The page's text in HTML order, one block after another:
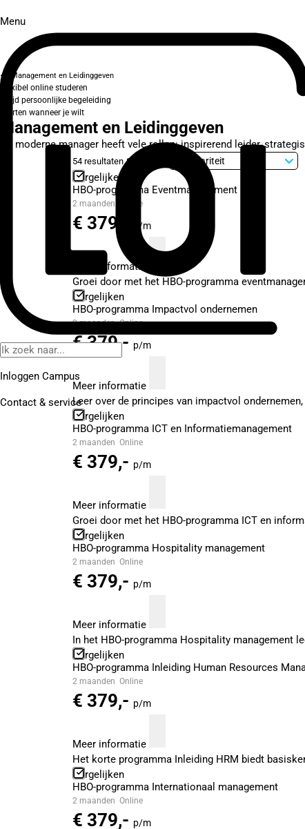
Menu
Inloggen Campus
Contact & service
Management en Leidinggeven
Flexibel online studeren
Altijd persoonlijke begeleiding
Starten wanneer je wilt
Management en Leidinggeven
De moderne manager heeft vele rollen: inspirerend leider,
54 resultaten Sorteer op
Vergelijken
HBO-programma Eventmanagement
2 maanden Online
€ 379,- p/m
Meer informatie
Groei door met het HBO-programma
Vergelijken
HBO-programma Impactvol ondernemen
2 maanden Online
€ 379,- p/m
Meer informatie
Leer over de principes van impactvol
Vergelijken
HBO-programma ICT en Informatiemanagement
2 maanden Online
€ 379,- p/m
Meer informatie
Groei door met het HBO-programma ICT en
Vergelijken
HBO-programma Hospitality management
2 maanden Online
€ 379,- p/m
Meer informatie
In het HBO-programma Hospitality management
Vergelijken
HBO-programma Inleiding Human Resources
2 maanden Online
€ 379,- p/m
Meer informatie
Het korte programma Inleiding HRM biedt
Vergelijken
HBO-programma Internationaal management
2 maanden Online
€ 379,- p/m